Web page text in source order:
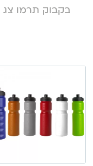
בקבוק תרמו צג